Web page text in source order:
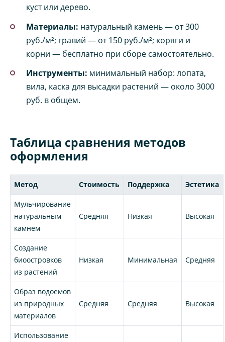
куст или дерево.
Материалы: натуральный камень — от 300
руб./м²; гравий — от 150 руб./м²; коряги и
корни — бесплатно при сборе самостоятельно.
Инструменты: минимальный набор: лопата,
вила, каска для высадки растений — около 3000
руб. в общем.
Таблица сравнения методов
оформления
Метод Стоимость Поддержка Эстетика
Мульчирование
натуральным
камнем
Средняя Низкая Высокая
Создание
биоостровков
из растений
Низкая Минимальная Средняя
Образ водоемов
из природных
материалов
Средняя Средняя Высокая
Использование